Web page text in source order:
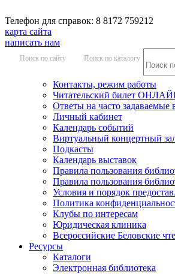
Телефон для справок: 8 8172 759212
карта сайта
написать нам
Поиск по сайту Поиск по каталогу
Контакты, режим работы
Читательский билет
Ответы на часто задаваемые
Личный кабинет
Календарь событий
Виртуальный концертный
Подкасты
Календарь выставок
Правила пользования
Правила пользования
Условия и порядок
Политика
Клубы по интересам
Юридическая клиника
Всероссийские Беловские
Ресурсы
Каталоги
Электронная библиотека